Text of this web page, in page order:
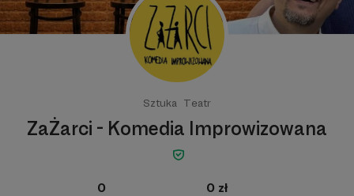
Sztuka Teatr
ZaŻarci - Komedia Improwizowana
0
0 zł